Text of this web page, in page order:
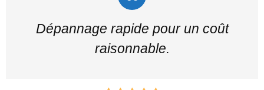
Dépannage rapide pour un coût
raisonnable.